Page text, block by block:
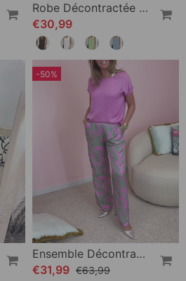
Robe Décontractée Sans Manches À Col En V
€30,99
-50%
Ensemble Décontracté Imprimé Avec Poches Et Manches Courtes
€31,99 €63,99